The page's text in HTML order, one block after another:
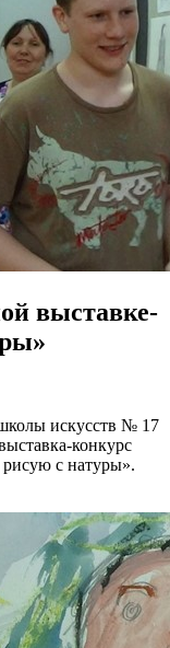
выставке-
искусств № 17
конкурс
рисую с натуры».